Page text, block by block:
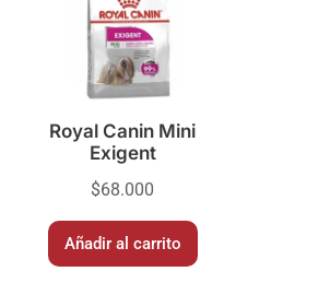
Royal Canin Mini
Exigent
$68.000
Añadir al carrito